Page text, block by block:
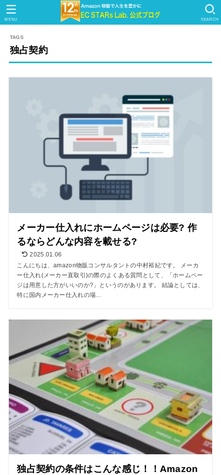
SEARCH
MENU
独占契約
メーカー仕入れにホームページは必要? 作
るならどんな内容を載せる?
2025.01.06
こんにちは、amazon物販コンサルタントの中村裕紀です。 メーカ
ー仕入れ(メーカー直取引)の際のよくある質問として、「ホームペー
ジは用意した方がいいのか?」というのがあります。 結論としては、
特に国内メーカー仕入れの場...
独占契約の条件はこんな感じ！！Amazon